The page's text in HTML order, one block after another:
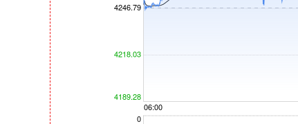
深证成指 14110.12 -34.08